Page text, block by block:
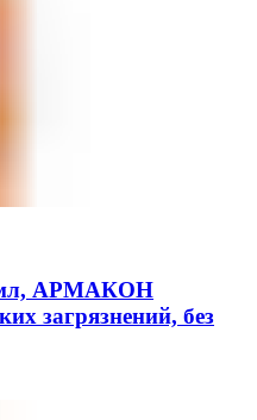
мл, АРМАКОН
загрязнений, без